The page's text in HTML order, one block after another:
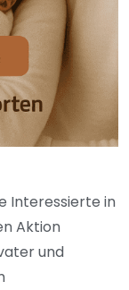
Interessierte in
Aktion
und